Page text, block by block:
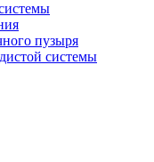
пузыря
системы